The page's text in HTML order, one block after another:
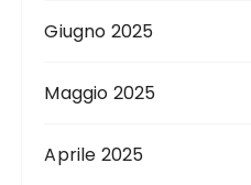
Giugno 2025
Maggio 2025
Aprile 2025